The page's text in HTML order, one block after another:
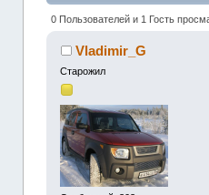
0 Пользователей и 1 Гость
Vladimir_G
Старожил